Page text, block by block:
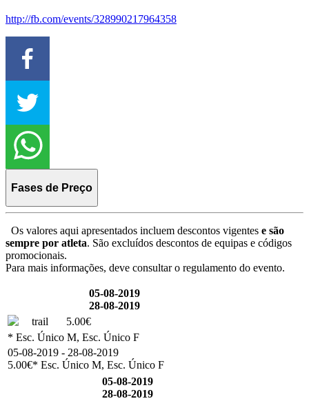
http://fb.com/events/328990217964358
Fases de Preço
Os valores aqui apresentados incluem descontos vigentes e são
sempre por atleta. São excluídos descontos de equipas e códigos
promocionais.
Para mais informações, deve consultar o regulamento do evento.
05-08-2019
28-08-2019
trail
5.00€
* Esc. Único M, Esc. Único F
05-08-2019 - 28-08-2019
5.00€* Esc. Único M, Esc. Único F
05-08-2019
28-08-2019